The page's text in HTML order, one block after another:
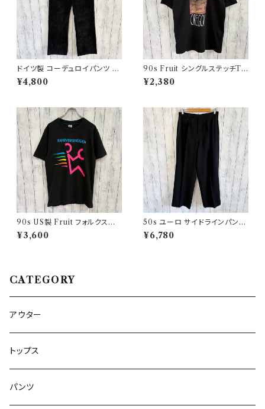
ドイツ製 コーデュロイパンツ ワ
ークパンツ ユーロワーク
¥4,800
90s Fruit シングルステッチTシ
ャツ プリントT
¥2,380
90s US製 Fruit フォルクスワ
ーゲン シングルステッチTシャツ
ヴィンテージTシャツ アド 企業
¥3,600
50s ユーロ サイドラインパンツ
ウールパンツ ワイドスラックドレ
スパンツ
¥6,780
CATEGORY
アウター
トップス
パンツ